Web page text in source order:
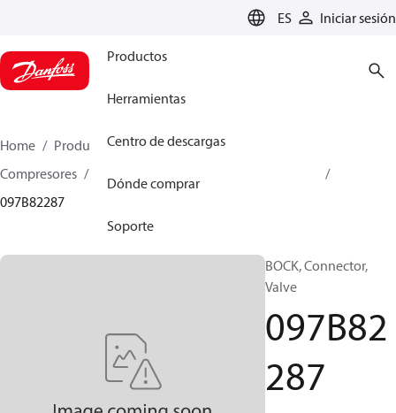
ES Iniciar sesión
Productos
Herramientas
Centro de descargas
Dónde comprar
Soporte
Home Productos
Climate Solutions for heating
Compresores
097B82287
BOCK, Connector,
Valve
097B82
287